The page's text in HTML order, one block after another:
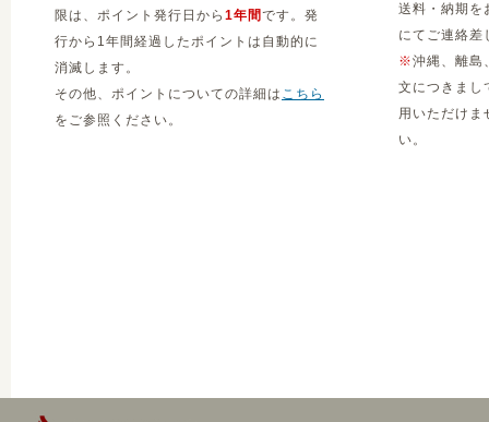
限は、ポイント発行日から 1年間です。発
行から1年間経過したポイントは自動的に
消滅します。
その他、ポイントについての詳細は こちら
をご参照ください。
送料・納期を
にてご連絡差
※沖縄、離島
文につきまし
用いただけま
い。